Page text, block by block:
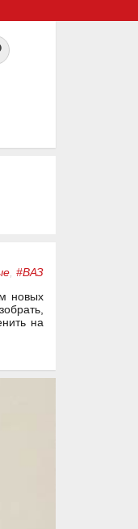
#ВАЗ
новых
на